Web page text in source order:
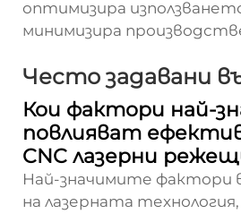
оптимизира
минимизира
Често задавани
Кои фактори най-
повлияват
CNC лазерни
Най-значимите фактори
на лазерната